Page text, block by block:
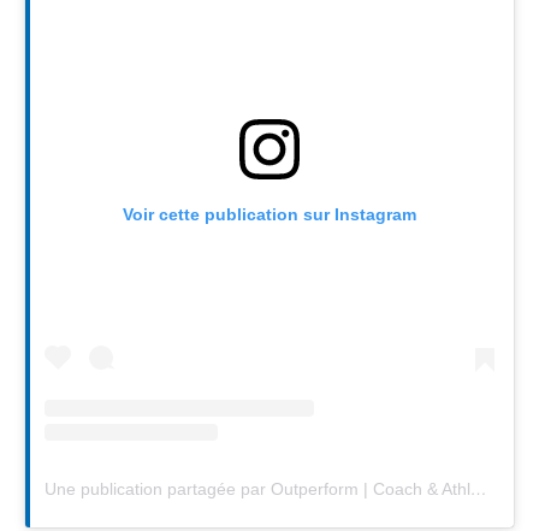
Voir cette publication sur Instagram
Une publication partagée par Outperform | Coach & Athlete Education (@outperformsports)